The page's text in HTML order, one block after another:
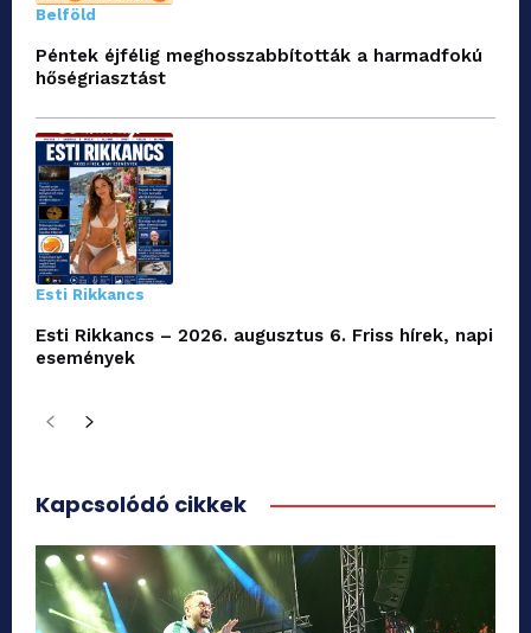
Belföld
Péntek éjfélig meghosszabbították a harmadfokú
hőségriasztást
Esti Rikkancs
Esti Rikkancs – 2026. augusztus 6. Friss hírek, napi
események
Kapcsolódó cikkek